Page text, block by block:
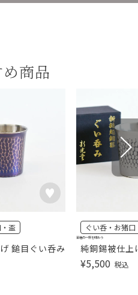
商品
鎚目ぐい呑み
盃
純銅錫被仕上
ぐい呑・お猪口
¥5,500 税込
至極の一杯を味わう